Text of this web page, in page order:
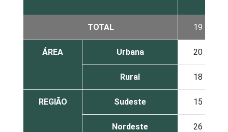
TOTAL 19
ÁREA Urbana 20
Rural 18
REGIÃO Sudeste 15
Nordeste 26